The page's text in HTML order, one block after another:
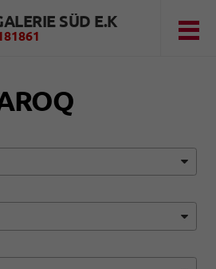
SÜD E.K